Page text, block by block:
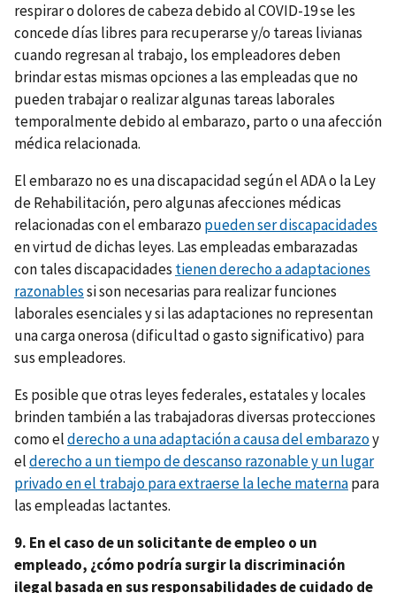
respirar o dolores de cabeza debido al COVID-19 se les
concede días libres para recuperarse y/o tareas livianas
cuando regresan al trabajo, los empleadores deben
brindar estas mismas opciones a las empleadas que no
pueden trabajar o realizar algunas tareas laborales
temporalmente debido al embarazo, parto o una afección
médica relacionada.
El embarazo no es una discapacidad según el ADA o la Ley
de Rehabilitación, pero algunas afecciones médicas
relacionadas con el embarazo pueden ser discapacidades
en virtud de dichas leyes. Las empleadas embarazadas
con tales discapacidades tienen derecho a adaptaciones
razonablessi son necesarias para realizar funciones
laborales esenciales y si las adaptaciones no representan
una carga onerosa (dificultad o gasto significativo) para
sus empleadores.
Es posible que otras leyes federales, estatales y locales
brinden también a las trabajadoras diversas protecciones
como elderecho a una adaptación a causa del embarazoy
elderecho a un tiempo de descanso razonable y un lugar
privado en el trabajo para extraerse la leche maternapara
las empleadas lactantes.
9. En el caso de un solicitante de empleo o un
empleado, ¿cómo podría surgir la discriminación
ilegal basada en sus responsabilidades de cuidado de